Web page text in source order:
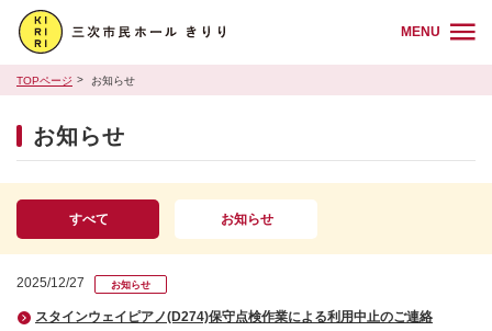
MENU
TOPページ お知らせ
お知らせ
すべて お知らせ
2025/12/27 お知らせ
スタインウェイピアノ(D274)保守点検作業による利用中止のご連絡